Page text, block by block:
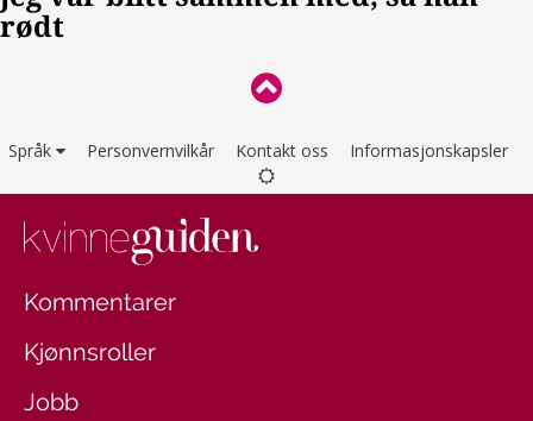
Språk Personvernvilkår Kontakt oss Informasjonskapsler
Kommentarer
Kjønnsroller
Jobb